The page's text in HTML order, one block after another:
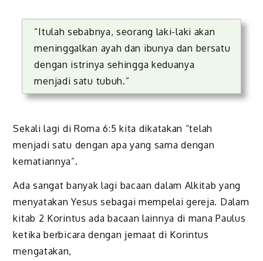
“Itulah sebabnya, seorang laki-laki akan
meninggalkan ayah dan ibunya dan bersatu
dengan istrinya sehingga keduanya
menjadi satu tubuh.”
Sekali lagi di Roma 6:5 kita dikatakan “telah
menjadi satu dengan apa yang sama dengan
kematiannya”.
Ada sangat banyak lagi bacaan dalam Alkitab yang
menyatakan Yesus sebagai mempelai gereja. Dalam
kitab 2 Korintus ada bacaan lainnya di mana Paulus
ketika berbicara dengan jemaat di Korintus
mengatakan,